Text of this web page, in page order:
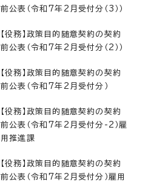
前公表（令和7年2月受付分（3））
【役務】政策目的随意契約の契約
前公表（令和7年2月受付分（2））
【役務】政策目的随意契約の契約
前公表（令和7年2月受付分）
【役務】政策目的随意契約の契約
前公表（令和7年2月受付分-2）雇
用推進課
【役務】政策目的随意契約の契約
前公表（令和7年2月受付分）雇用